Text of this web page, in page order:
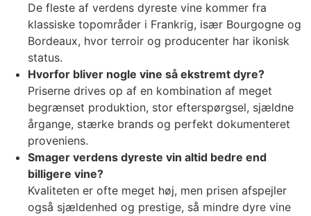
De fleste af verdens dyreste vine kommer fra
klassiske topområder i Frankrig, især Bourgogne og
Bordeaux, hvor terroir og producenter har ikonisk
status.
Hvorfor bliver nogle vine så ekstremt dyre?
Priserne drives op af en kombination af meget
begrænset produktion, stor efterspørgsel, sjældne
årgange, stærke brands og perfekt dokumenteret
proveniens.
Smager verdens dyreste vin altid bedre end
billigere vine?
Kvaliteten er ofte meget høj, men prisen afspejler
også sjældenhed og prestige, så mindre dyre vine